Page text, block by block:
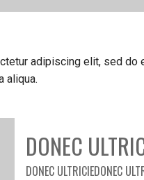
adipiscing elit, sed do
aliqua.
DONEC
DONEC ULTRICIEDONEC